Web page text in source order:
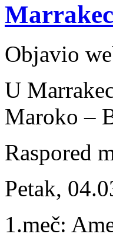
Objavio
U
Maroko –
Raspored
Petak,
1.meč: